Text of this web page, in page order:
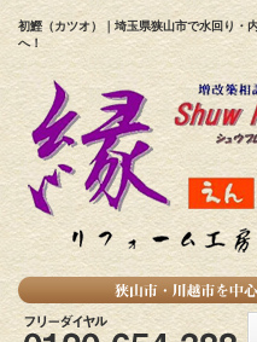
初鰹（カツオ）｜埼玉県狭山市で水回り・
へ！